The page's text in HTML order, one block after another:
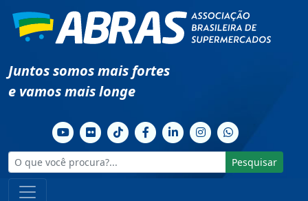
Juntos somos mais fortes
e vamos mais longe
Pesquisar